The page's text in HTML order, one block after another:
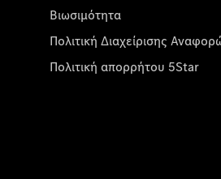
Βιωσιμότητα
Πολιτική Διαχείρισης
Πολιτική απορρήτου 5Star